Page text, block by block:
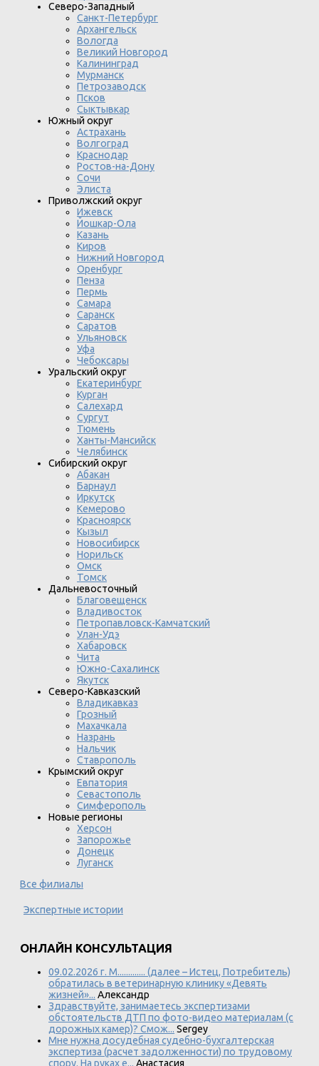
Северо-Западный
Санкт-Петербург
Архангельск
Вологда
Великий Новгород
Калининград
Мурманск
Петрозаводск
Псков
Сыктывкар
Южный округ
Астрахань
Волгоград
Краснодар
Ростов-на-Дону
Сочи
Элиста
Приволжский округ
Ижевск
Йошкар-Ола
Казань
Киров
Нижний Новгород
Оренбург
Пенза
Пермь
Самара
Саранск
Саратов
Ульяновск
Уфа
Чебоксары
Уральский округ
Екатеринбург
Курган
Салехард
Сургут
Тюмень
Ханты-Мансийск
Челябинск
Сибирский округ
Абакан
Барнаул
Иркутск
Кемерово
Красноярск
Кызыл
Новосибирск
Норильск
Омск
Томск
Дальневосточный
Благовещенск
Владивосток
Петропавловск-Камчатский
Улан-Удэ
Хабаровск
Чита
Южно-Сахалинск
Якутск
Северо-Кавказский
Владикавказ
Грозный
Махачкала
Назрань
Нальчик
Ставрополь
Крымский округ
Евпатория
Севастополь
Симферополь
Новые регионы
Херсон
Запорожье
Донецк
Луганск
Все филиалы
Экспертные истории
ОНЛАЙН КОНСУЛЬТАЦИЯ
09.02.2026 г. М............. (далее – Истец, Потребитель)
обратилась в ветеринарную клинику «Девять
жизней»... Александр
Здравствуйте, занимаетесь экспертизами
обстоятельств ДТП по фото-видео материалам (с
дорожных камер)? Смож... Sergey
Мне нужна досудебная судебно-бухгалтерская
экспертиза (расчет задолженности) по трудовому
спору. На руках е... Анастасия